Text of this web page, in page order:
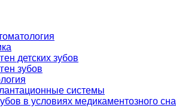
детских зубов
зубов
системы
в условиях медикаментозного сна